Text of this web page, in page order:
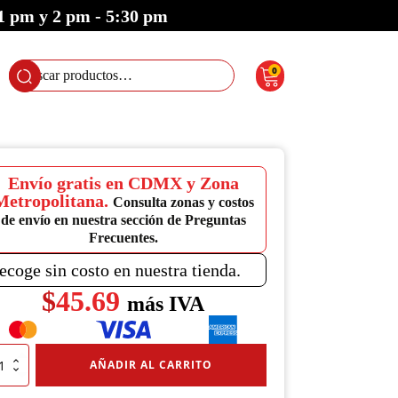
pm y 2 pm - 5:30 pm
Buscar
por:
0
Envío gratis en CDMX y Zona
Consulta zonas y costos
de envío en nuestra sección de Preguntas
Frecuentes.
sin costo en nuestra tienda.
$45.69 más IVA
AÑADIR AL CARRITO